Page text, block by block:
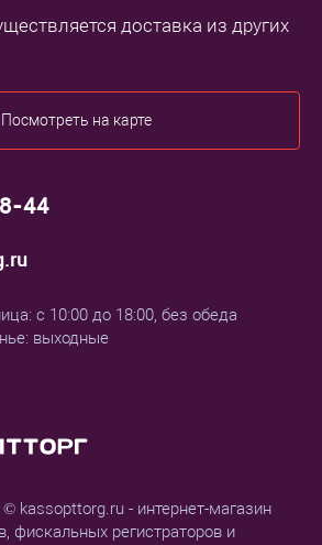
kassopttorg.ru - интернет-магазин
фискальных регистраторов и
доставка из других
Посмотреть на карте
44
с 10:00 до 18:00, без обеда
выходные